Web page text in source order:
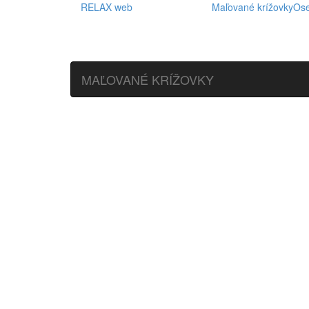
RELAX web Maľované krížovky
MAĽOVANÉ KRÍŽOVKY